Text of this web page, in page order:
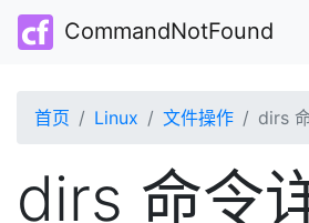
CommandNotFound
首页 Linux 文件操作 dirs
dirs 命令